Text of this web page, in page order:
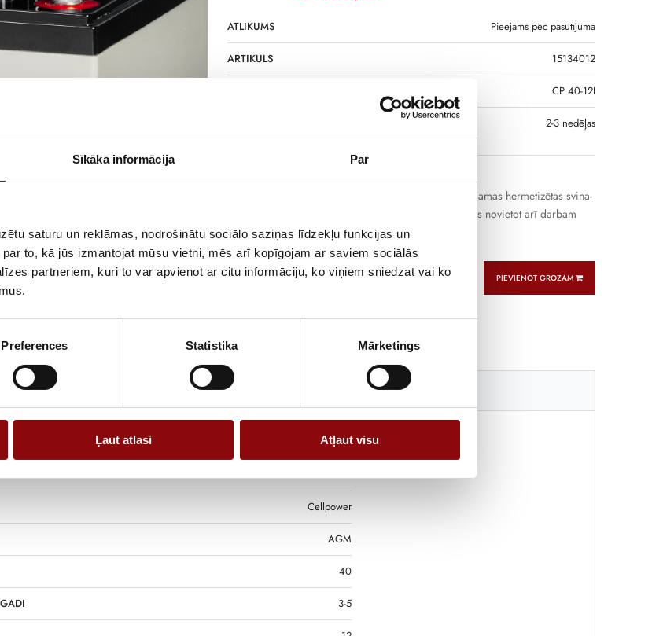
Sīkāka informācija Par
saturu un reklāmas, nodrošinātu sociālo saziņas līdzekļu funkcijas un
to, kā jūs izmantojat mūsu vietni, mēs arī kopīgojam ar saviem sociālās
partneriem, kuri to var apvienot ar citu informāciju, ko viņiem sniedzat vai ko
Preferences Statistika Mārketings
Ļaut atlasi Atļaut visu
ATLIKUMS Pieejams pēc pasūtījuma
ARTIKULS 15134012
CP 40-12I
NOLIKTAVĀ RĪGĀ
2-3 nedēļas
Cellpower ražotās akumulatoru baterijas ir neapkalpojamas hermetizētas svina-
skābes baterijas ar saistītu elektrolītu. Tās ir pieļaujams novietot arī darbam
horizontālā stāvoklī (uz sāniem)
PIEVIENOT GROZAM
Tehniskā specifikācija
13.5 kg
19.7x16.5x17 cm
Cellpower
AGM
40
3-5